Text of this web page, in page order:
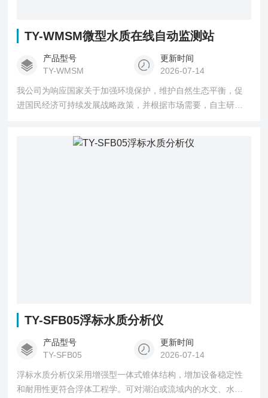
TY-WMSM微型水质在线自动监测站
产品型号
TY-WMSM
更新时间
2026-07-14
我公司为响应国家关于加强环境保护，维护自然生态平衡，促
进国民经济可持续发展战略政策，并根据市场需要，自主研发
河湖泊等地表水水质监测。
TY-SFB05浮标水质分析仪
产品型号
TY-SFB05
更新时间
2026-07-14
浮标水质分析仪采用增强型一体式锥体结构，增加设备稳定性
和耐用性更符合浮体工程学。可对湖泊或流域内的水文、水质